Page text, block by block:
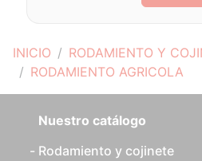
INICIO
RODAMIENTO Y
RODAMIENTO AGRICOLA
Nuestro catálogo
Rodamiento y cojinete